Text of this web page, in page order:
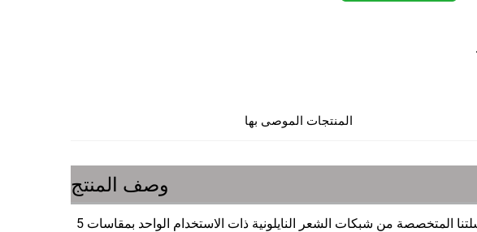
المنتجات الموصى بها
وصف المنتج
تقدم شركة ووهان ماجنيت للتكنولوجيا المحدودة سلسلتنا المتخصصة من شبكات الشعر النايلونية ذات الاستخدام الواحد بمقاسات 5